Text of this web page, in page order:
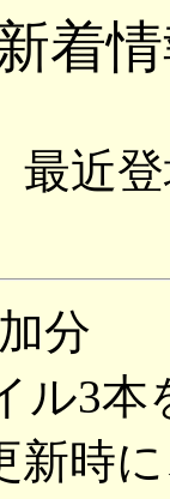
着
最近
分
ル3
新時